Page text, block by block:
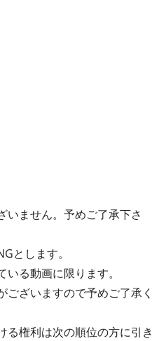
いません。予めご了承下さ
とします。
る動画に限ります。
ざいますので予めご了承く
る権利は次の順位の方に引き